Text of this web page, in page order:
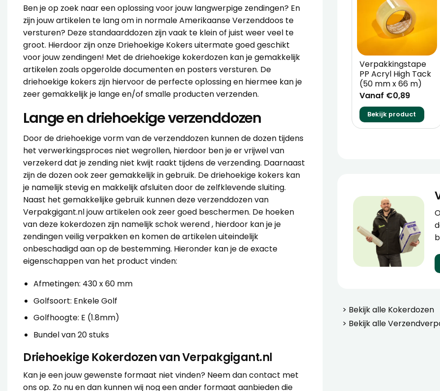
Ben je op zoek naar een oplossing voor jouw langwerpige zendingen? En
zijn jouw artikelen te lang om in normaleAmerikaanse Verzenddoos te
versturen? Deze standaarddozen zijn vaak te klein of juist weer veel te
groot. Hierdoor zijn onze Driehoekige Kokers uitermate goed geschikt
voor jouw zendingen! Met de driehoekige kokerdozen kan je gemakkelijk
artikelen zoals opgerolde documenten en posters versturen. De
driehoekige kokers zijn hiervoor de perfecte oplossing en hiermee kan je
zeer gemakkelijk je lange en/of smalle producten verzenden.
Lange en driehoekige verzenddozen
Door de driehoekige vorm van de verzenddozen kunnen de dozen tijdens
het verwerkingsproces niet wegrollen, hierdoor ben je er vrijwel van
verzekerd dat je zending niet kwijt raakt tijdens de verzending. Daarnaast
zijn de dozen ook zeer gemakkelijk in gebruik. De driehoekige kokers kan
je namelijk stevig en makkelijk afsluiten door de zelfklevende sluiting.
Naast het gemakkelijke gebruik kunnen deze verzenddozen van
Verpakgigant.nl jouw artikelen ook zeer goed beschermen. De hoeken
van deze kokerdozen zijn namelijk schok werend , hierdoor kan je je
zendingen veilig verpakken en komen de artikelen uiteindelijk
onbeschadigd aan op de bestemming. Hieronder kan je de exacte
eigenschappen van het product vinden:
Afmetingen: 430 x 60 mm
Golfsoort: Enkele Golf
Golfhoogte: E (1.8mm)
Bundel van 20 stuks
Driehoekige Kokerdozen van Verpakgigant.nl
Kan je een jouw gewenste formaat niet vinden? Neem dan contact met
ons op. Zo nu en dan kunnen wij nog een ander formaat aanbieden die
Verpakkingstape
PP Acryl High Tack
(50 mm x 66 m)
Vanaf €0,89
Bekijk product
> Bekijk alle Kokerdozen
> Bekijk alle